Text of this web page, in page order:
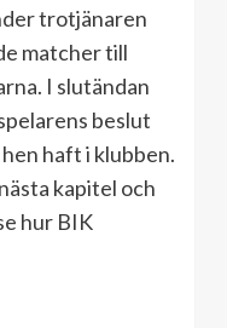
trotjänaren
matcher till
I slutändan
beslut
haft i klubben.
kapitel och
hur BIK